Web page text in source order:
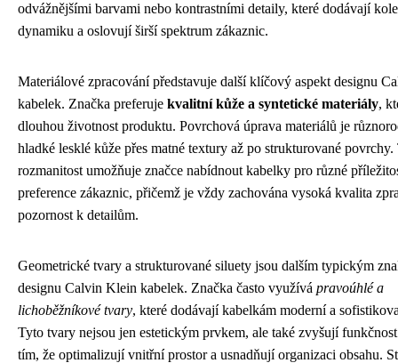
odvážnějšími barvami nebo kontrastními detaily, které dodávají
dynamiku a oslovují širší spektrum zákaznic.
Materiálové zpracování představuje další klíčový aspekt designu
kabelek. Značka preferuje kvalitní kůže a syntetické materiály,
dlouhou životnost produktu. Povrchová úprava materiálů je
hladké lesklé kůže přes matné textury až po strukturované povrchy.
rozmanitost umožňuje značce nabídnout kabelky pro různé
preference zákaznic, přičemž je vždy zachována vysoká kvalita
pozornost k detailům.
Geometrické tvary a strukturované siluety jsou dalším typickým
designu Calvin Klein kabelek. Značka často využívá pravoúhlé a
lichoběžníkové tvary, které dodávají kabelkám moderní a
Tyto tvary nejsou jen estetickým prvkem, ale také zvyšují
tím, že optimalizují vnitřní prostor a usnadňují organizaci obsahu.